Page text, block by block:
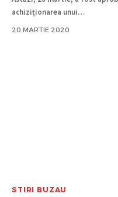
achiziționarea unui…
20 MARTIE 2020
STIRI BUZAU